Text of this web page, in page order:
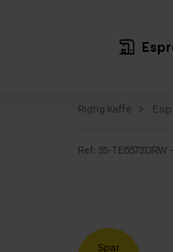
Rigtig Kaffe
Ref: 35-TE657313RW
Spar